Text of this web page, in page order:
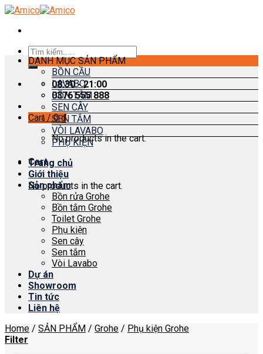
Skip
content
Search
for:
08:30 - 21:00
0376 555 888
Cart /0₫
No products in the cart.
Cart
No products in the cart.
DANH MỤC SẢN PHẨM
BỒN CẦU
LAVABO
BỒN TẮM
SEN CÂY
SEN TẮM
VÒI LAVABO
PHỤ KIỆN
Trang chủ
Giới thiệu
Sản phẩm
Bồn rửa Grohe
Bồn tắm Grohe
Toilet Grohe
Phụ kiện
Sen cây
Sen tắm
Vòi Lavabo
Dự án
Showroom
Tin tức
Liên hệ
Home / SẢN PHẨM / Grohe / Phụ kiện Grohe
Filter